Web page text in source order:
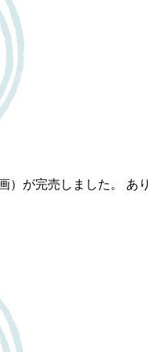
）が完売しました。 あ